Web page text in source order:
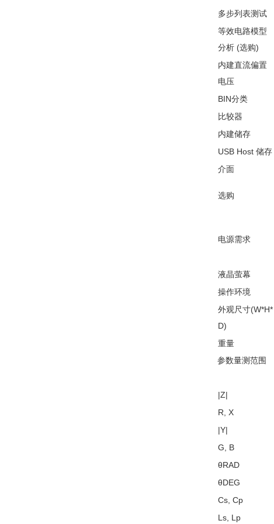
多步列表测试
等效电路模型
分析 (选购)
内建直流偏置
电压
BIN分类
比较器
内建储存
USB Host 储存
介面
选购
电源需求
液晶萤幕
操作环境
外观尺寸(W*H*
D)
重量
参数量测范围
|Z|
R, X
|Y|
G, B
θRAD
θDEG
Cs, Cp
Ls, Lp